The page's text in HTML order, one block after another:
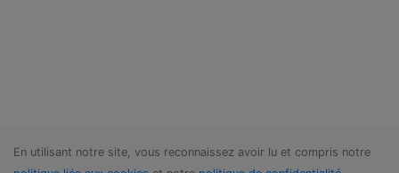
En utilisant notre site, vous reconnaissez avoir lu et compris notre